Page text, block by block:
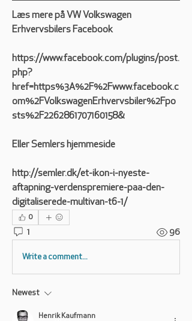
Læs mere på VW Volkswagen
Erhvervsbilers Facebook
https://www.facebook.com/plugins/post.
php?
href=https%3A%2F%2Fwww.facebook.c
om%2FVolkswagenErhvervsbiler%2Fpo
sts%2F2262861707160158&
Eller Semlers hjemmeside
http://semler.dk/et-ikon-i-nyeste-
aftapning-verdenspremiere-paa-den-
digitaliserede-multivan-t6-1/
0
1 96
Write a comment...
Newest
Henrik Kaufmann